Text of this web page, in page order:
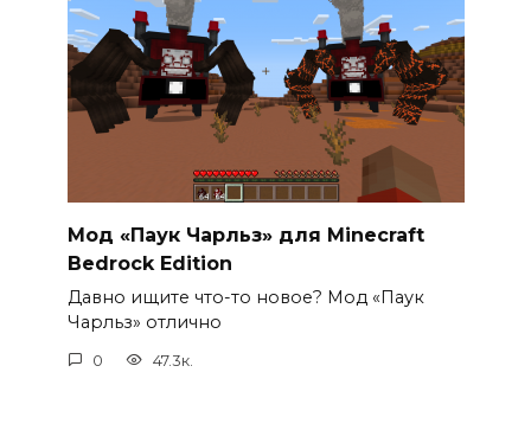
Мод «Паук Чарльз» для Minecraft
Bedrock Edition
Давно ищите что-то новое? Мод «Паук
Чарльз» отлично
0 47.3к.